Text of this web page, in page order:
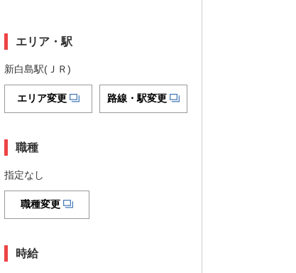
エリア・駅
新白島駅(ＪＲ)
エリア変更 路線・駅変更
職種
指定なし
職種変更
時給